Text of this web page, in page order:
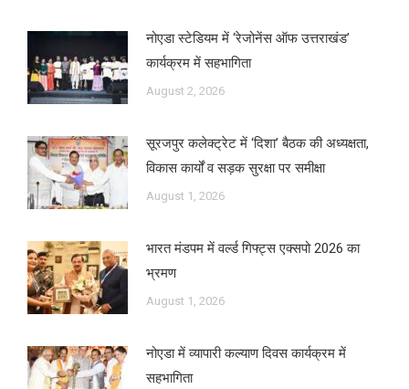
नोएडा स्टेडियम में ‘रेजोनेंस ऑफ उत्तराखंड’
कार्यक्रम में सहभागिता
August 2, 2026
सूरजपुर कलेक्ट्रेट में ‘दिशा’ बैठक की अध्यक्षता,
विकास कार्यों व सड़क सुरक्षा पर समीक्षा
August 1, 2026
भारत मंडपम में वर्ल्ड गिफ्ट्स एक्सपो 2026 का
भ्रमण
August 1, 2026
नोएडा में व्यापारी कल्याण दिवस कार्यक्रम में
सहभागिता